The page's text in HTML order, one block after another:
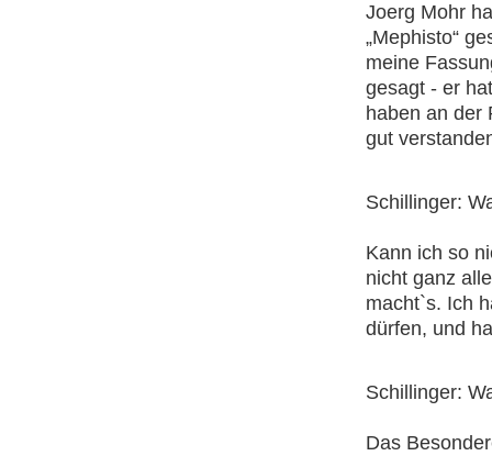
Joerg Mohr
„Mephisto“
meine
gesagt - er
haben an der
gut
Schillinger:
Kann ich so
nicht ganz
macht`s. Ich
dürfen, und
Schillinger:
Das